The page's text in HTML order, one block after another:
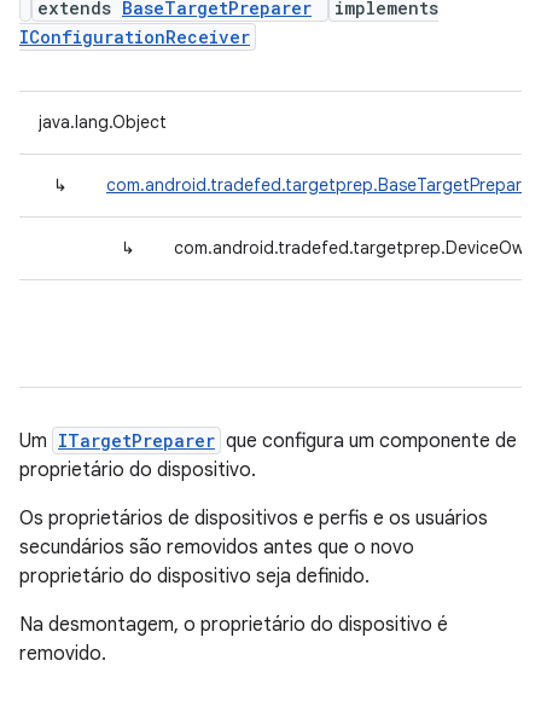
extends BaseTargetPreparer
implements
IConfigurationReceiver
java.lang.Object
↳ com.android.tradefed.targetprep.BaseTargetPreparer
↳
Um ITargetPreparer que configura um componente de
proprietário do dispositivo.
Os proprietários de dispositivos e perfis e os usuários
secundários são removidos antes que o novo
proprietário do dispositivo seja definido.
Na desmontagem, o proprietário do dispositivo é
removido.